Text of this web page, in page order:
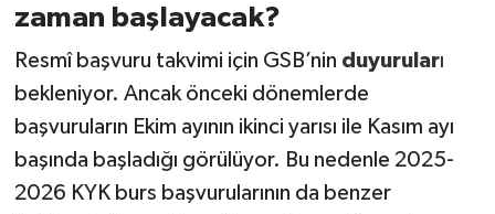
zaman başlayacak?
Resmî başvuru takvimi için GSB’nin duyuruları
bekleniyor. Ancak önceki dönemlerde
başvuruların Ekim ayının ikinci yarısı ile Kasım ayı
başında başladığı görülüyor. Bu nedenle 2025-
2026 KYK burs başvurularının da benzer